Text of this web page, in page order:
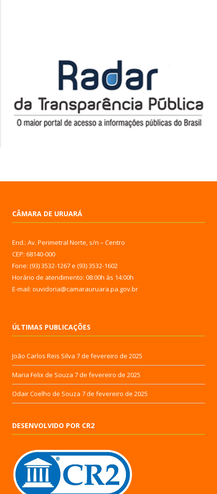
CÂMARA DE URUARÁ
End.: Av. Perimetral Norte, s/n – Centro
CEP: 68140-000
Fone: (93) 3532-1267 e (93) 3532-1602
Horário de atendimento: 08:00h às 14:00h
E-mail: ouvidoria@camarauruara.pa.gov.br
ÚLTIMAS PUBLICAÇÕES
João Carlos Reis Silva 7 de fevereiro de 2025
Maria Felix de Souza 7 de fevereiro de 2025
Odair Coelho de Souza 7 de fevereiro de 2025
DESENVOLVIDO POR CR2